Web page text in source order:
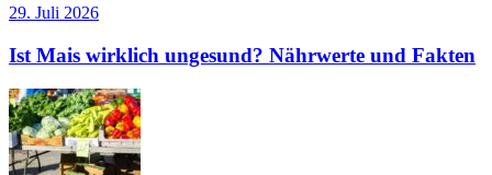
29. Juli 2026
Ist Mais wirklich ungesund? Nährwerte und Fakten